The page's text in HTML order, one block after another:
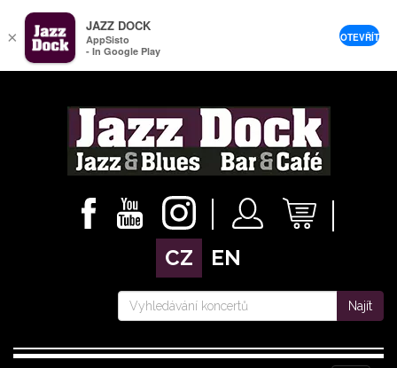
CZ EN
Najít
×
JAZZ DOCK
AppSisto
- In Google Play
OTEVŘÍT